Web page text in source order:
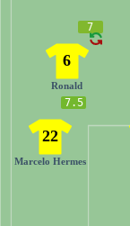
7.5
22
Marcelo Hermes
7
6
Ronald